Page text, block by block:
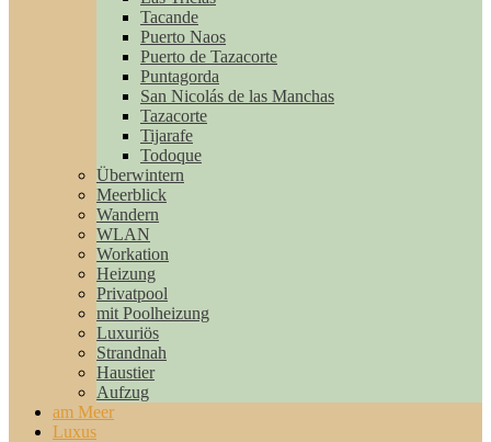
Tacande
Puerto Naos
Puerto de Tazacorte
Puntagorda
San Nicolás de las Manchas
Tazacorte
Tijarafe
Todoque
Überwintern
Meerblick
Wandern
WLAN
Workation
Heizung
Privatpool
mit Poolheizung
Luxuriös
Strandnah
Haustier
Aufzug
am Meer
Luxus